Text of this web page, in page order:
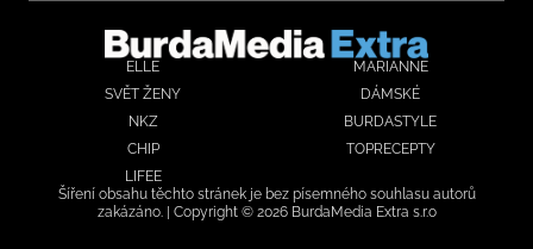
ELLE
MARIANNE
SVĚT ŽENY
DÁMSKÉ
NKZ
BURDASTYLE
CHIP
TOPRECEPTY
LIFEE
Šíření obsahu těchto stránek je bez písemného souhlasu autorů
zakázáno. | Copyright © 2026 BurdaMedia Extra s.r.o